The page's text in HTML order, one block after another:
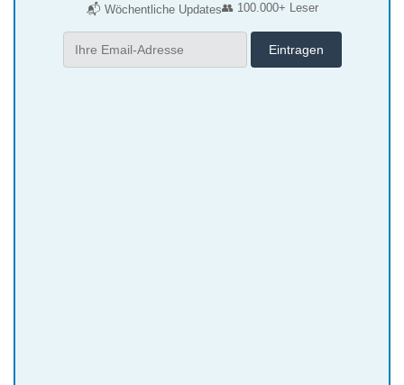
📬 Wöchentliche Updates👥 100.000+ Leser